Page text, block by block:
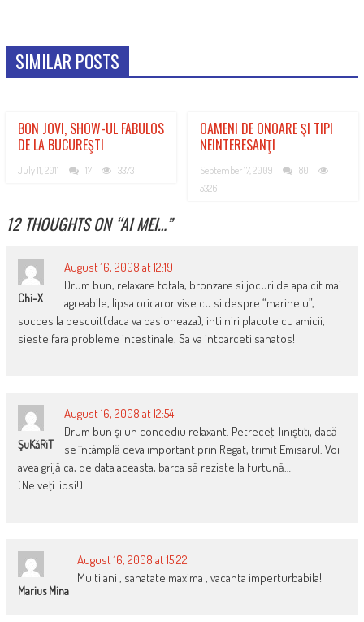
SIMILAR POSTS
BON JOVI, SHOW-UL FABULOS
DE LA BUCUREŞTI
July 11, 2011 17 3373
OAMENI DE ONOARE ŞI TIPI
NEINTERESANŢI
September 17, 2009
80
5326
12 THOUGHTS ON “AI MEI…”
Chi-X
August 16, 2008 at 12:19
Drum bun, relaxare totala, bronzare si jocuri de apa cit mai
agreabile, lipsa oricaror vise cu si despre “marinelu”,
succes la pescuit(daca va pasioneaza), intilniri placute cu amicii,
sieste fara probleme intestinale. Sa va intoarceti sanatos!
ŞuKăRiT
August 16, 2008 at 12:54
Drum bun şi un concediu relaxant. Petreceţi liniştiţi, dacă
se întâmplă ceva important prin Regat, trimit Emisarul. Voi
avea grijă ca, de data aceasta, barca să reziste la furtună…
(Ne veţi lipsi!)
Marius Mina
August 16, 2008 at 15:22
Multi ani , sanatate maxima , vacanta imperturbabila!